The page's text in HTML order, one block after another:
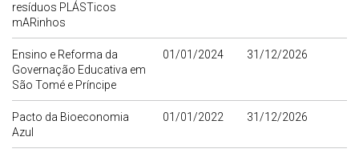
resíduos PLÁSTicos
mARinhos
Ensino e Reforma da
Governação Educativa em
São Tomé e Príncipe
01/01/2024 31/12/2026
Pacto da Bioeconomia
Azul
01/01/2022 31/12/2026